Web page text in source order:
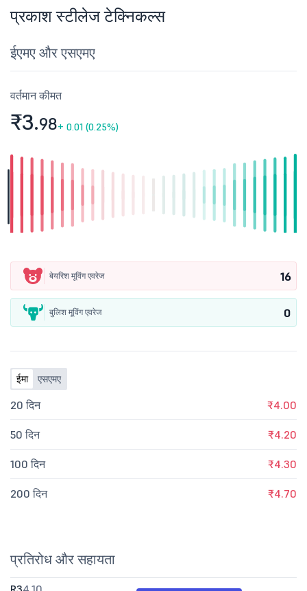
प्रकाश स्टीलेज टेक्निकल्स
ईएमए और एसएमए
वर्तमान कीमत
₹3.98+ 0.01 (0.25%)
बेयरिश मूविंग एवरेज 16
बुलिश मूविंग एवरेज 0
ईमा एसएमए
20 दिन ₹4.00
50 दिन ₹4.20
100 दिन ₹4.30
200 दिन ₹4.70
प्रतिरोध और सहायता